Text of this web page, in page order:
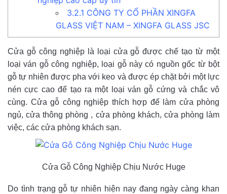
3.2.1 CÔNG TY CỔ PHẦN XINGFA
GLASS VIỆT NAM – XINGFA GLASS JSC
Cửa gỗ công nghiệp là loại cửa gỗ được chế tạo từ một
loại ván gỗ công nghiệp, loại gỗ này có nguồn gốc từ bột
gỗ tự nhiên được pha với keo và được ép chặt bởi một lực
nén cực cao để tạo ra một loại ván gỗ cứng và chắc vô
cùng. Cửa gỗ công nghiệp thích hợp để làm cửa phòng
ngủ, cửa thông phòng , cửa phòng khách, cửa phòng làm
việc, các cửa phòng khách sạn.
Cửa Gỗ Công Nghiệp Chịu Nước Huge
Do tình trạng gỗ tự nhiên hiện nay đang ngày càng khan